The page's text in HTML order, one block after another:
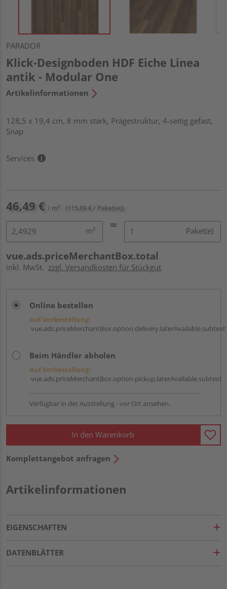
PARADOR
Klick-Designboden HDF Eiche Linea
antik - Modular One
Artikelinformationen
128,5 x 19,4 cm, 8 mm stark, Prägestruktur, 4-seitig gefast,
Snap
Services
46,49 € / m² (115,89 € / Paket(e))
m² Paket(e)
vue.ads.priceMerchantBox.total
inkl. MwSt. zzgl. Versandkosten für Stückgut
Online bestellen
Auf Vorbestellung:
vue.ads.priceMerchantBox.option.delivery.laterAvailable.subtext
Beim Händler abholen
Auf Vorbestellung:
vue.ads.priceMerchantBox.option.pickup.laterAvailable.subtext
Verfügbar in der Ausstellung - vor Ort ansehen.
In den Warenkorb
Komplettangebot anfragen
Artikelinformationen
EIGENSCHAFTEN
DATENBLÄTTER